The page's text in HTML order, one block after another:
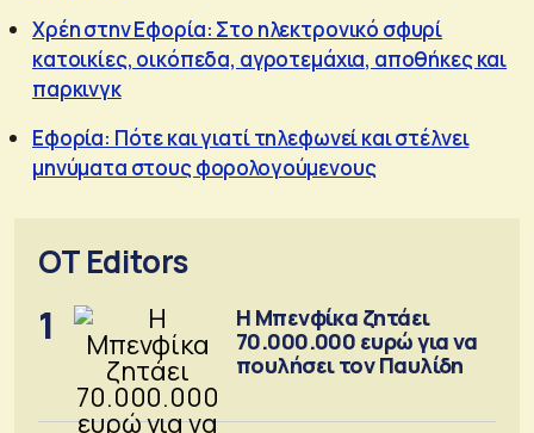
Χρέη στην Εφορία: Στο ηλεκτρονικό σφυρί
κατοικίες, οικόπεδα, αγροτεμάχια, αποθήκες και
παρκινγκ
Εφορία: Πότε και γιατί τηλεφωνεί και στέλνει
μηνύματα στους φορολογούμενους
OT Editors
1
Η Μπενφίκα ζητάει
70.000.000 ευρώ για να
πουλήσει τον Παυλίδη